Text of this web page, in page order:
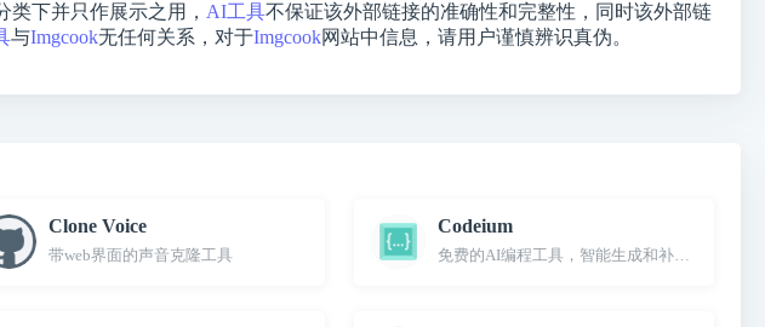
类下并只作展示之用， AI工具不保证该外部链接的准确性和完整性，同时该外部链
与Imgcook无任何关系，对于Imgcook网站中信息，请用户谨慎辨识真伪。
Clone Voice
带web界面的声音克隆工具
Codeium
免费的AI编程工具，智能生成和补全代码